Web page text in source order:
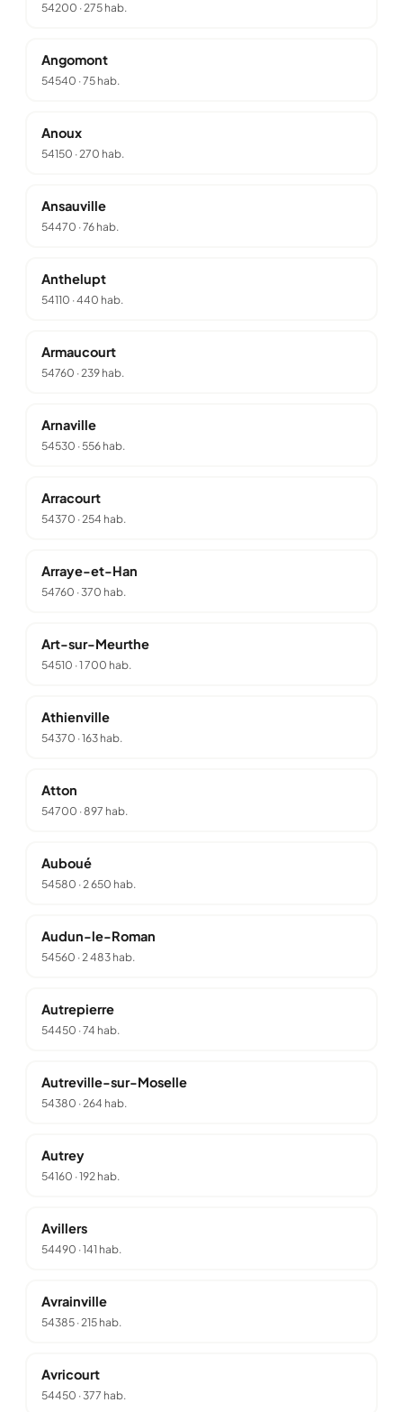
54200 ·275 hab.
Angomont
54540 ·75 hab.
Anoux
54150 ·270 hab.
Ansauville
54470 ·76 hab.
Anthelupt
54110 ·440 hab.
Armaucourt
54760 ·239 hab.
Arnaville
54530 ·556 hab.
Arracourt
54370 ·254 hab.
Arraye-et-Han
54760 ·370 hab.
Art-sur-Meurthe
54510 ·1 700 hab.
Athienville
54370 ·163 hab.
Atton
54700 ·897 hab.
Auboué
54580 ·2 650 hab.
Audun-le-Roman
54560 ·2 483 hab.
Autrepierre
54450 ·74 hab.
Autreville-sur-Moselle
54380 ·264 hab.
Autrey
54160 ·192 hab.
Avillers
54490 ·141 hab.
Avrainville
54385·215 hab.
Avricourt
54450 ·377 hab.